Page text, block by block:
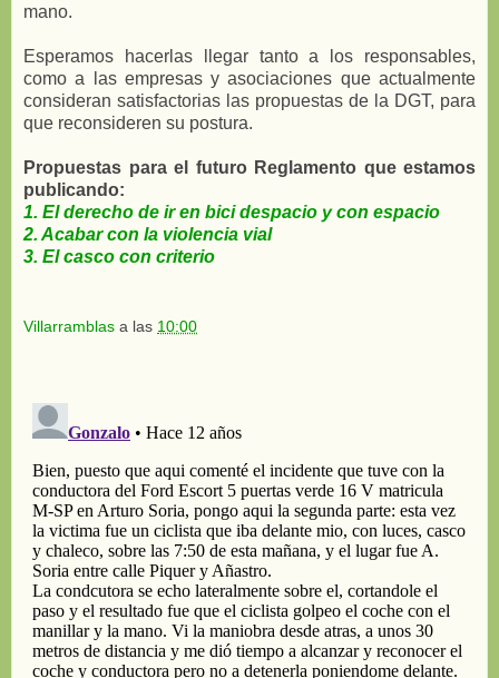
mano.
Esperamos hacerlas llegar tanto a los responsables,
como a las empresas y asociaciones que actualmente
consideran satisfactorias las propuestas de la DGT, para
que reconsideren su postura.
Propuestas para el futuro Reglamento que estamos
publicando:
1. El derecho de ir en bici despacio y con espacio
2. Acabar con la violencia vial
3. El casco con criterio
Villarramblas a las 10:00